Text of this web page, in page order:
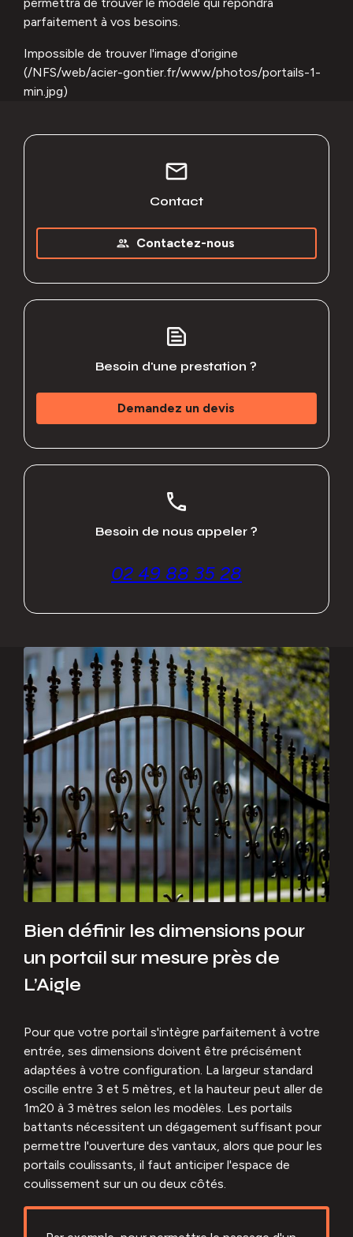
permettra de trouver le modèle qui répondra
parfaitement à vos besoins.
Impossible de trouver l'image d'origine
(/NFS/web/acier-gontier.fr/www/photos/portails-1-
min.jpg)
mail
Contact
people Contactez-nous
text_snippet
Besoin d'une prestation ?
Demandez un devis
phone
Besoin de nous appeler ?
02 49 88 35 28
Bien définir les dimensions pour
un portail sur mesure près de
L’Aigle
Pour que votre portail s'intègre parfaitement à votre
entrée, ses dimensions doivent être précisément
adaptées à votre configuration. La largeur standard
oscille entre 3 et 5 mètres, et la hauteur peut aller de
1m20 à 3 mètres selon les modèles. Les portails
battants nécessitent un dégagement suffisant pour
permettre l'ouverture des vantaux, alors que pour les
portails coulissants, il faut anticiper l'espace de
coulissement sur un ou deux côtés.